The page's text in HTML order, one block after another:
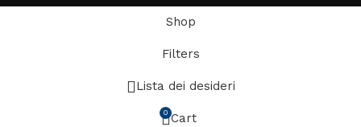
Shop
Filters
Lista dei desideri
0 Cart